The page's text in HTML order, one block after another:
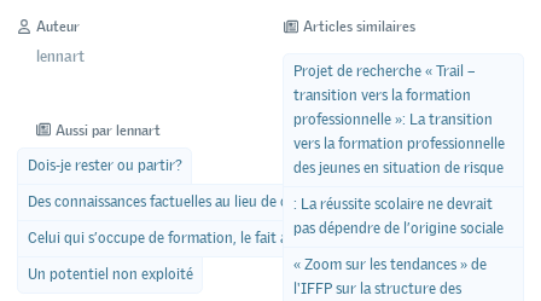
Auteur
lennart
Aussi par lennart
Dois-je rester ou partir?
Des connaissances factuelles au lieu de conseils pratiques?
Celui qui s’occupe de formation, le fait aussi par conviction
Un potentiel non exploité
Articles similaires
Projet de recherche « Trail –
transition vers la formation
professionnelle »: La transition
vers la formation professionnelle
des jeunes en situation de risque
: La réussite scolaire ne devrait
pas dépendre de l’origine sociale
« Zoom sur les tendances » de
l'IFFP sur la structure des